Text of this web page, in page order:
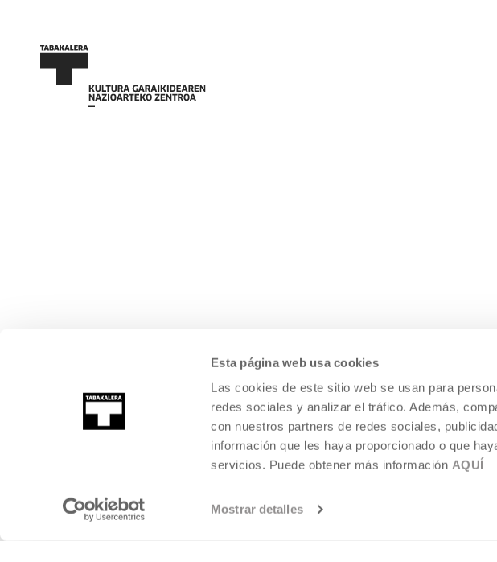
Esta página web usa cookies
Las cookies de este sitio web se usan para
redes sociales y analizar el tráfico. Además,
con nuestros partners de redes sociales,
información que les haya proporcionado o que
servicios. Puede obtener más información AQUÍ
Mostrar detalles
2026 TABAKALERA.
KULTURA GARAIKIDEAREN NAZIOARTEKO ZENTROA,